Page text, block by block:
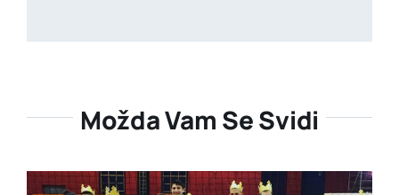
Možda Vam Se Svidi